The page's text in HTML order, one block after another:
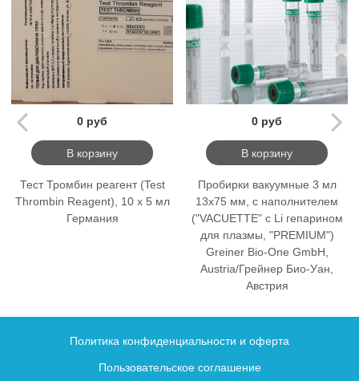
0 руб
В корзину
Тест Тромбин реагент (Test
Thrombin Reagent), 10 х 5 мл
Германия
0 руб
В корзину
Пробирки вакуумные 3 мл
13х75 мм, с наполнителем
("VACUETTE" с Li гепарином
для плазмы, "PREMIUM")
Greiner Bio-One GmbH,
Austria/Грейнер Био-Уан,
Австрия
Политика конфиденциальности и оферта
Пользовательское соглашение